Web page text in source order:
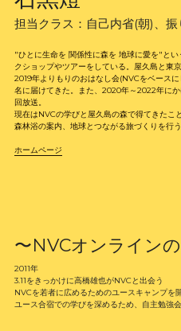
担当クラス：自己内省(朝)、振
"ひとに生命を 関係性に森を 地球に愛を"と
クショップやツアーをしている。屋久島と東
2019年よりもりのおはなし会(NVCをベース
名に届けてきた。また、2020年～2022年に
回放送。
現在はNVCの学びと屋久島の森で得てきたこ
森林浴の案内、地球とつながる旅づくりを行う
ホームページ
〜NVCオンライン
2011年
3.11をきっかけに高橋雄也がNVCと出会う
NVCを若者に広めるためのユースキャンプを
ユース合宿での学びを深めるため、自主勉強